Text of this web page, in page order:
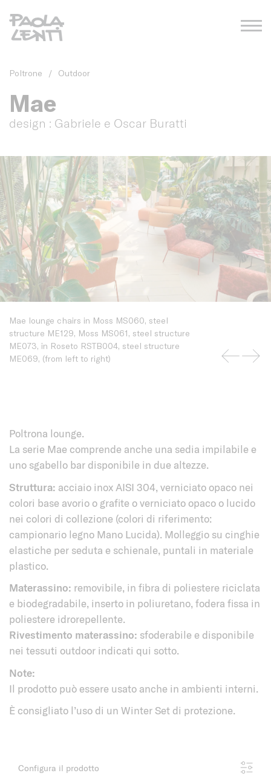
Poltrone / Outdoor
Mae
design : Gabriele e Oscar Buratti
Mae lounge chairs in Moss MS060, steel
structure ME129, Moss MS061, steel structure
ME073, in Roseto RSTB004, steel structure
ME069, (from left to right)
Poltrona lounge.
La serie Mae comprende anche una sedia impilabile e
uno sgabello bar disponibile in due altezze.
Struttura: acciaio inox AISI 304, verniciato opaco nei
colori base avorio o grafite o verniciato opaco o lucido
nei colori di collezione (colori di riferimento:
campionario legno Mano Lucida). Molleggio su cinghie
elastiche per seduta e schienale, puntali in materiale
plastico.
Materassino: removibile, in fibra di poliestere riciclata
e biodegradabile, inserto in poliuretano, fodera fissa in
poliestere idrorepellente.
Rivestimento materassino: sfoderabile e disponibile
nei tessuti outdoor indicati qui sotto.
Note:
Il prodotto può essere usato anche in ambienti interni.
È consigliato l’uso di un Winter Set di protezione.
Configura il prodotto